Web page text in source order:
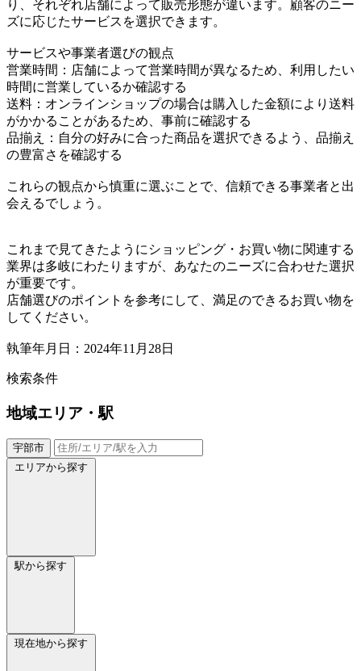
り、それぞれ店舗によって販売形態が違います。顧客のニー
ズに応じたサービスを選択できます。
サービスや事業者選びの観点
営業時間：店舗によって営業時間が異なるため、利用したい
時間に営業しているか確認する
送料：オンラインショップの場合は購入した金額により送料
がかかることがあるため、事前に確認する
品揃え：自分の好みに合った商品を選択できるよう、品揃え
の豊富さを確認する
これらの観点から慎重に選ぶことで、信頼できる事業者と出
会えるでしょう。
これまで見てきたようにショッピング・お買い物に関連する
業界は多岐にわたりますが、あなたのニーズに合わせた選択
が重要です。
店舗選びのポイントを参考にして、満足のできるお買い物を
してください。
執筆年月日：2024年11月28日
検索条件
地域エリア・駅
宇部市
エリアから探す
駅から探す
現在地から探す